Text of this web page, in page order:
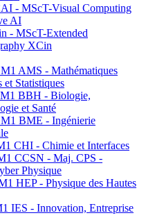
- MScT-Visual Computing
AI
- MScT-Extended
XCin
AMS - Mathématiques
et Statistiques
BBH - Biologie,
et Santé
BME - Ingénierie
CHI - Chimie et Interfaces
CCSN - Maj. CPS -
Physique
HEP - Physique des Hautes
IES - Innovation, Entreprise